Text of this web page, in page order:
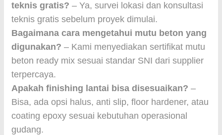
teknis gratis? – Ya, survei lokasi dan konsultasi
teknis gratis sebelum proyek dimulai.
Bagaimana cara mengetahui mutu beton yang
digunakan? – Kami menyediakan sertifikat mutu
beton ready mix sesuai standar SNI dari supplier
terpercaya.
Apakah finishing lantai bisa disesuaikan? –
Bisa, ada opsi halus, anti slip, floor hardener, atau
coating epoxy sesuai kebutuhan operasional
gudang.